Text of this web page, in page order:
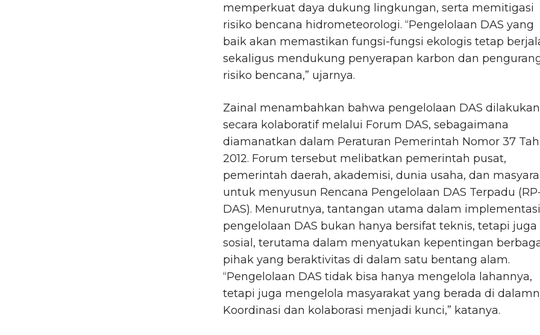
memperkuat daya dukung lingkungan, serta memitigasi
risiko bencana hidrometeorologi. “Pengelolaan DAS yang
baik akan memastikan fungsi-fungsi ekologis tetap
sekaligus mendukung penyerapan karbon dan
risiko bencana,” ujarnya.
Zainal menambahkan bahwa pengelolaan DAS dilakukan
secara kolaboratif melalui Forum DAS, sebagaimana
diamanatkan dalam Peraturan Pemerintah Nomor 37
2012. Forum tersebut melibatkan pemerintah pusat,
pemerintah daerah, akademisi, dunia usaha, dan
untuk menyusun Rencana Pengelolaan DAS Terpadu
DAS). Menurutnya, tantangan utama dalam implementasi
pengelolaan DAS bukan hanya bersifat teknis, tetapi juga
sosial, terutama dalam menyatukan kepentingan
pihak yang beraktivitas di dalam satu bentang alam.
“Pengelolaan DAS tidak bisa hanya mengelola lahannya,
tetapi juga mengelola masyarakat yang berada di
Koordinasi dan kolaborasi menjadi kunci,” katanya.